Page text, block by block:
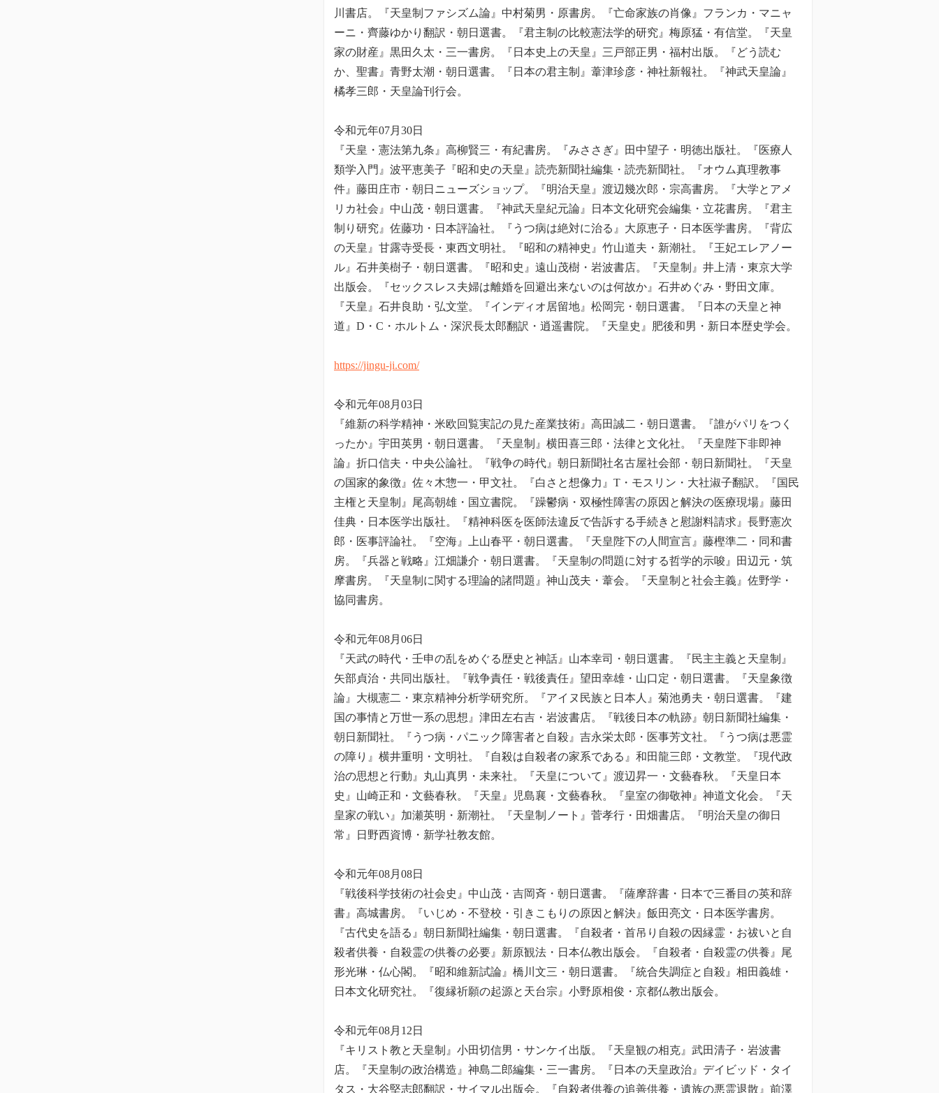
川書店。『天皇制ファシズム論』中村菊男・原書房。『亡命家族の肖像』フランカ・マニャ
ーニ・齊藤ゆかり翻訳・朝日選書。『君主制の比較憲法学的研究』梅原猛・有信堂。『天皇
家の財産』黒田久太・三一書房。『日本史上の天皇』三戸部正男・福村出版。『どう読む
か、聖書』青野太潮・朝日選書。『日本の君主制』葦津珍彦・神社新報社。『神武天皇論』
橘孝三郎・天皇論刊行会。
令和元年07月30日
『天皇・憲法第九条』高柳賢三・有紀書房。『みささぎ』田中望子・明徳出版社。『医療人
類学入門』波平恵美子『昭和史の天皇』読売新聞社編集・読売新聞社。『オウム真理教事
件』藤田庄市・朝日ニューズショップ。『明治天皇』渡辺幾次郎・宗高書房。『大学とアメ
リカ社会』中山茂・朝日選書。『神武天皇紀元論』日本文化研究会編集・立花書房。『君主
制り研究』佐藤功・日本評論社。『うつ病は絶対に治る』大原恵子・日本医学書房。『背広
の天皇』甘露寺受長・東西文明社。『昭和の精神史』竹山道夫・新潮社。『王妃エレアノー
ル』石井美樹子・朝日選書。『昭和史』遠山茂樹・岩波書店。『天皇制』井上清・東京大学
出版会。『セックスレス夫婦は離婚を回避出来ないのは何故か』石井めぐみ・野田文庫。
『天皇』石井良助・弘文堂。『インディオ居留地』松岡完・朝日選書。『日本の天皇と神
道』D・C・ホルトム・深沢長太郎翻訳・逍遥書院。『天皇史』肥後和男・新日本歴史学会。
https://jingu-ji.com/
令和元年08月03日
『維新の科学精神・米欧回覧実記の見た産業技術』高田誠二・朝日選書。『誰がパリをつく
ったか』宇田英男・朝日選書。『天皇制』横田喜三郎・法律と文化社。『天皇陛下非即神
論』折口信夫・中央公論社。『戦争の時代』朝日新聞社名古屋社会部・朝日新聞社。『天皇
の国家的象徴』佐々木惣一・甲文社。『白さと想像力』T・モスリン・大社淑子翻訳。『国民
主権と天皇制』尾高朝雄・国立書院。『躁鬱病・双極性障害の原因と解決の医療現場』藤田
佳典・日本医学出版社。『精神科医を医師法違反で告訴する手続きと慰謝料請求』長野憲次
郎・医事評論社。『空海』上山春平・朝日選書。『天皇陛下の人間宣言』藤樫準二・同和書
房。『兵器と戦略』江畑謙介・朝日選書。『天皇制の問題に対する哲学的示唆』田辺元・筑
摩書房。『天皇制に関する理論的諸問題』神山茂夫・葦会。『天皇制と社会主義』佐野学・
協同書房。
令和元年08月06日
『天武の時代・壬申の乱をめぐる歴史と神話』山本幸司・朝日選書。『民主主義と天皇制』
矢部貞治・共同出版社。『戦争責任・戦後責任』望田幸雄・山口定・朝日選書。『天皇象徴
論』大槻憲二・東京精神分析学研究所。『アイヌ民族と日本人』菊池勇夫・朝日選書。『建
国の事情と万世一系の思想』津田左右吉・岩波書店。『戦後日本の軌跡』朝日新聞社編集・
朝日新聞社。『うつ病・パニック障害者と自殺』吉永栄太郎・医事芳文社。『うつ病は悪霊
の障り』横井重明・文明社。『自殺は自殺者の家系である』和田龍三郎・文教堂。『現代政
治の思想と行動』丸山真男・未来社。『天皇について』渡辺昇一・文藝春秋。『天皇日本
史』山崎正和・文藝春秋。『天皇』児島襄・文藝春秋。『皇室の御敬神』神道文化会。『天
皇家の戦い』加瀬英明・新潮社。『天皇制ノート』菅孝行・田畑書店。『明治天皇の御日
常』日野西資博・新学社教友館。
令和元年08月08日
『戦後科学技術の社会史』中山茂・吉岡斉・朝日選書。『薩摩辞書・日本で三番目の英和辞
書』高城書房。『いじめ・不登校・引きこもりの原因と解決』飯田亮文・日本医学書房。
『古代史を語る』朝日新聞社編集・朝日選書。『自殺者・首吊り自殺の因縁霊・お祓いと自
殺者供養・自殺霊の供養の必要』新原観法・日本仏教出版会。『自殺者・自殺霊の供養』尾
形光琳・仏心閣。『昭和維新試論』橋川文三・朝日選書。『統合失調症と自殺』相田義雄・
日本文化研究社。『復縁祈願の起源と天台宗』小野原相俊・京都仏教出版会。
令和元年08月12日
『キリスト教と天皇制』小田切信男・サンケイ出版。『天皇観の相克』武田清子・岩波書
店。『天皇制の政治構造』神島二郎編集・三一書房。『日本の天皇政治』デイビッド・タイ
タス・大谷堅志郎翻訳・サイマル出版会。『自殺者供養の追善供養・遺族の悪霊退散』前澤